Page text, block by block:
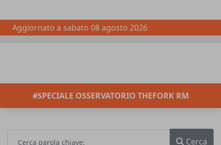
Aggiornato a sabato 08 agosto 2026
#SPECIALE OSSERVATORIO THEFORK RM
Cerca